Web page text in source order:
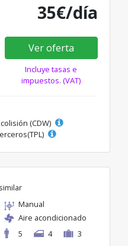
35€/día
Ver oferta
Incluye tasas e
impuestos. (VAT)
(CDW)
Manual
Aire acondicionado
5
4 3